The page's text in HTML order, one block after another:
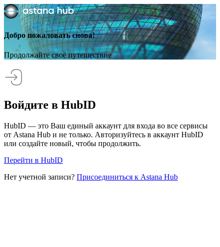
Добро пожаловать снова!
Продолжайте своё путешествие
Войдите в HubID
HubID — это Ваш единый аккаунт для входа во все сервисы
от Astana Hub и не только. Авторизуйтесь в аккаунт HubID
или создайте новый, чтобы продолжить.
Перейти в HubID
Нет учетной записи? Присоединиться к Astana Hub